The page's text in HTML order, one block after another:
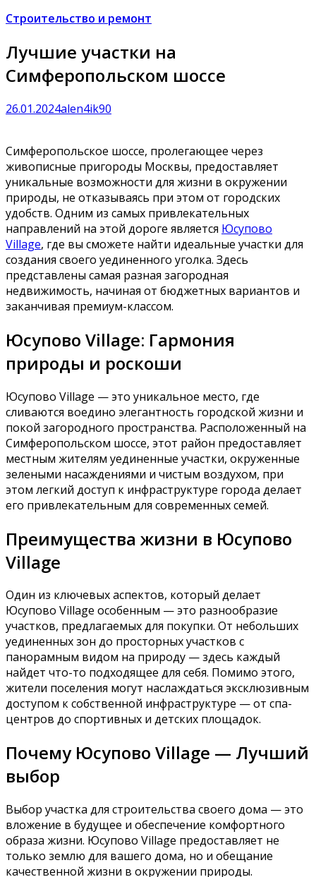
Строительство и ремонт
Лучшие участки на
Симферопольском шоссе
26.01.2024alen4ik90
Симферопольское шоссе, пролегающее через
живописные пригороды Москвы, предоставляет
уникальные возможности для жизни в окружении
природы, не отказываясь при этом от городских
удобств. Одним из самых привлекательных
направлений на этой дороге является Юсупово
Village, где вы сможете найти идеальные участки для
создания своего уединенного уголка. Здесь
представлены самая разная загородная
недвижимость, начиная от бюджетных вариантов и
заканчивая премиум-классом.
Юсупово Village: Гармония
природы и роскоши
Юсупово Village — это уникальное место, где
сливаются воедино элегантность городской жизни и
покой загородного пространства. Расположенный на
Симферопольском шоссе, этот район предоставляет
местным жителям уединенные участки, окруженные
зелеными насаждениями и чистым воздухом, при
этом легкий доступ к инфраструктуре города делает
его привлекательным для современных семей.
Преимущества жизни в Юсупово
Village
Один из ключевых аспектов, который делает
Юсупово Village особенным — это разнообразие
участков, предлагаемых для покупки. От небольших
уединенных зон до просторных участков с
панорамным видом на природу — здесь каждый
найдет что-то подходящее для себя. Помимо этого,
жители поселения могут наслаждаться эксклюзивным
доступом к собственной инфраструктуре — от спа-
центров до спортивных и детских площадок.
Почему Юсупово Village — Лучший
выбор
Выбор участка для строительства своего дома — это
вложение в будущее и обеспечение комфортного
образа жизни. Юсупово Village предоставляет не
только землю для вашего дома, но и обещание
качественной жизни в окружении природы.